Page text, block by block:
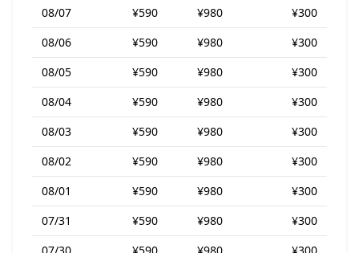
08/07
¥590 ¥980
¥300
08/06
¥590 ¥980
¥300
08/05
¥590 ¥980
¥300
08/04
¥590 ¥980
¥300
08/03
¥590 ¥980
¥300
08/02
¥590 ¥980
¥300
08/01
¥590 ¥980
¥300
07/31
¥590 ¥980
¥300
07/30
¥590 ¥980 ¥300